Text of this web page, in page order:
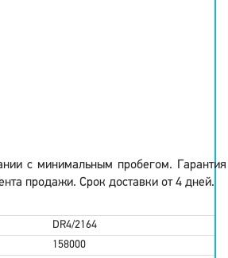
с минимальным пробегом. Гарантия
продажи. Срок доставки от 4 дней.
DR4/2164
158000